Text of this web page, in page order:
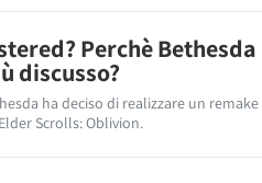
Perchè Bethesda
discusso?
ha deciso di realizzare un remake
Scrolls: Oblivion.